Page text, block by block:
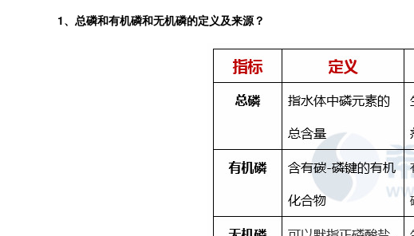
1、总磷和有机磷和无机磷的定义及来源？